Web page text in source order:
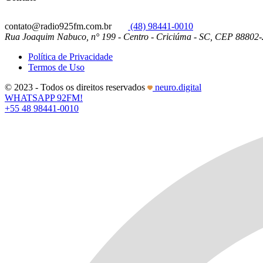
contato@radio925fm.com.br
(48) 98441-0010
Rua Joaquim Nabuco, n° 199 - Centro - Criciúma - SC, CEP
Política de Privacidade
Termos de Uso
© 2023 - Todos os direitos reservados
neuro.digital
WHATSAPP 92FM!
+55 48 98441-0010